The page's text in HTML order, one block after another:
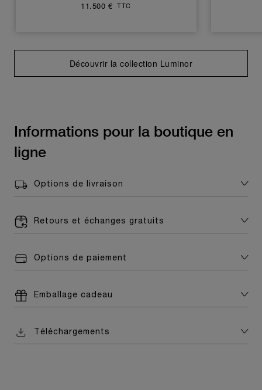
11.500 € TTC
Découvrir la collection Luminor
Informations pour la boutique en
ligne
Options de livraison
Retours et échanges gratuits
Options de paiement
Emballage cadeau
Téléchargements